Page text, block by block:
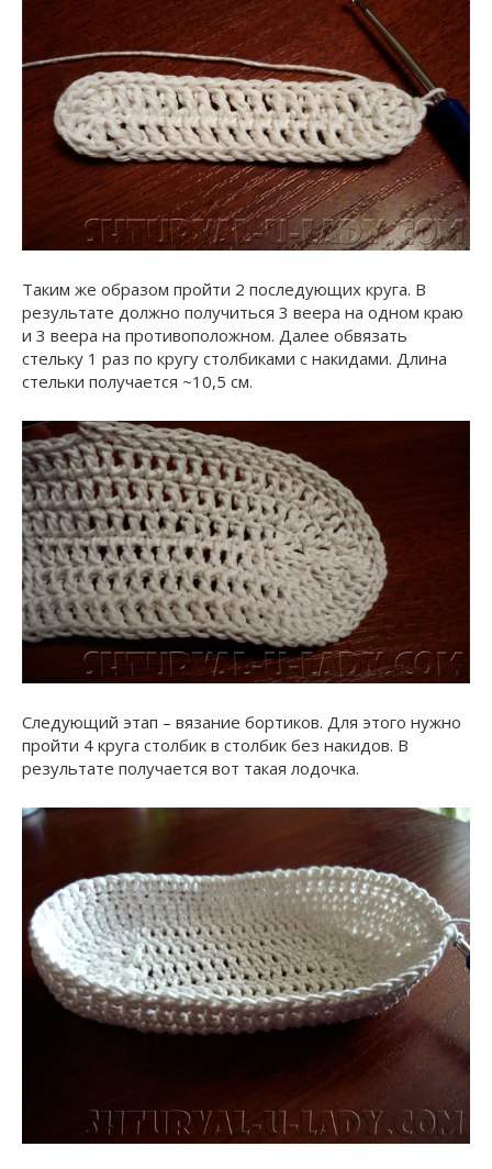
Таким же образом пройти 2 последующих круга. В
результате должно получиться 3 веера на одном краю
и 3 веера на противоположном. Далее обвязать
стельку 1 раз по кругу столбиками с накидами. Длина
стельки получается ~10,5 см.
Следующий этап – вязание бортиков. Для этого нужно
пройти 4 круга столбик в столбик без накидов. В
результате получается вот такая лодочка.